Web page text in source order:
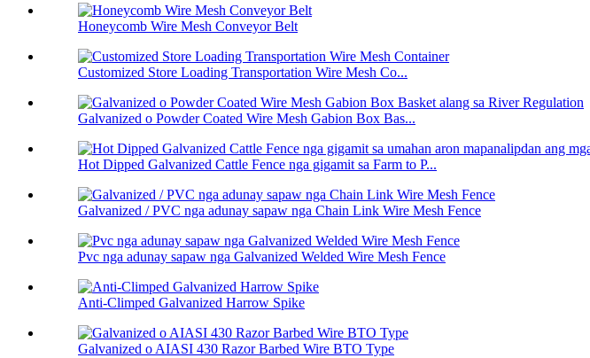
Honeycomb Wire Mesh Conveyor Belt
Customized Store Loading Transportation Wire Mesh Co...
Galvanized o Powder Coated Wire Mesh Gabion Box Bas...
Hot Dipped Galvanized Cattle Fence nga gigamit sa Farm to P...
Galvanized / PVC nga adunay sapaw nga Chain Link Wire Mesh Fence
Pvc nga adunay sapaw nga Galvanized Welded Wire Mesh Fence
Anti-Climped Galvanized Harrow Spike
Galvanized o AIASI 430 Razor Barbed Wire BTO Type